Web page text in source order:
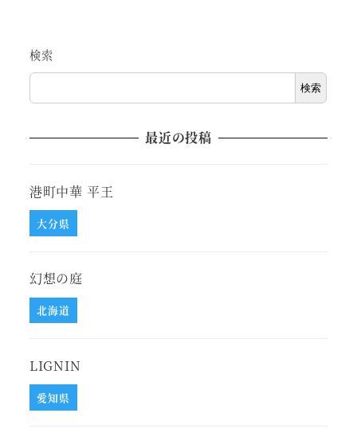
検索
検索
最近の投稿
港町中華 平王
大分県
幻想の庭
北海道
LIGNIN
愛知県